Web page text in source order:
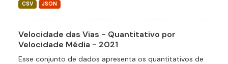
CSV JSON
Velocidade das Vias - Quantitativo por
Velocidade Média - 2021
Esse conjunto de dados apresenta os quantitativos de